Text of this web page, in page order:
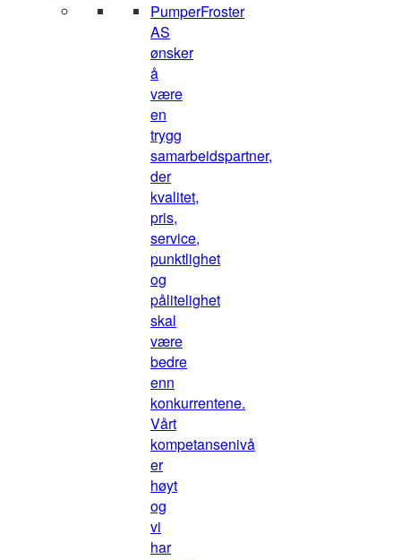
PumperFroster
AS
ønsker
å
være
en
trygg
samarbeidspartner,
der
kvalitet,
pris,
service,
punktlighet
og
pålitelighet
skal
være
bedre
enn
konkurrentene.
Vårt
kompetansenivå
er
høyt
og
vi
har